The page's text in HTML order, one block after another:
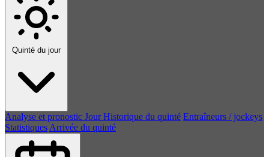
Quinté du jour
Analyse et pronostic Jour Historique du quinté Entraîneurs / jockeys
Statistiques Arrivée du quinté